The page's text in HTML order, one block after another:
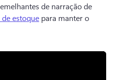
de narração de
estoque para manter o